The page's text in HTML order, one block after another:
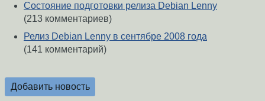
Состояние подготовки релиза Debian Lenny
(213 комментариев)
Релиз Debian Lenny в сентябре 2008 года
(141 комментарий)
Добавить новость